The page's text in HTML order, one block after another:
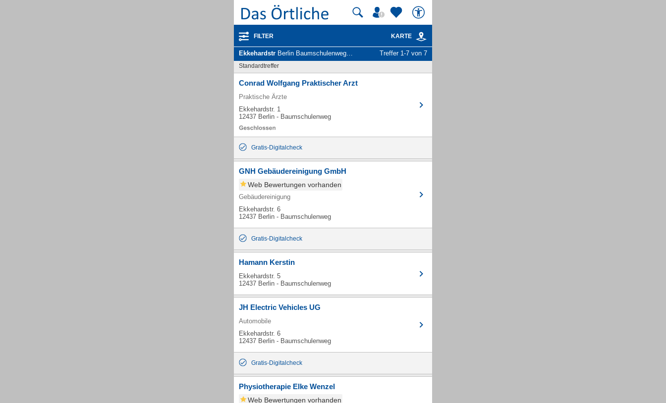
FILTER KARTE
Ekkehardstr Berlin Baumschulenweg - Unternehmen und Personen Treffer 1-7 von 7
Standardtreffer
Conrad Wolfgang Praktischer Arzt
Praktische Ärzte
Ekkehardstr. 1
12437 Berlin - Baumschulenweg
Gratis-Digitalcheck
GNH Gebäudereinigung GmbH
Web Bewertungen vorhanden
Gebäudereinigung
Ekkehardstr. 6
12437 Berlin - Baumschulenweg
Gratis-Digitalcheck
Hamann Kerstin
Ekkehardstr. 5
12437 Berlin - Baumschulenweg
JH Electric Vehicles UG
Automobile
Ekkehardstr. 6
12437 Berlin - Baumschulenweg
Gratis-Digitalcheck
Physiotherapie Elke Wenzel
Web Bewertungen vorhanden